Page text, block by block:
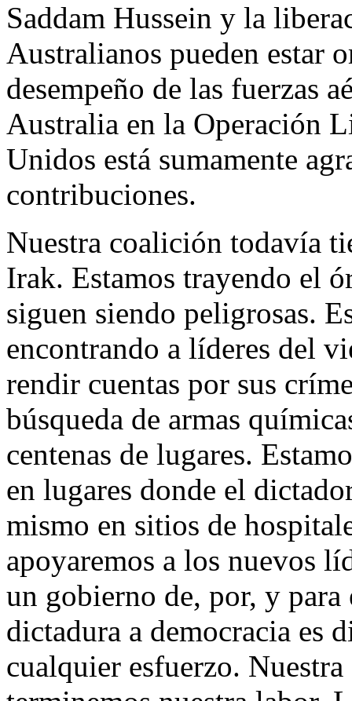
Saddam Hussein y la
Australianos pueden estar
desempeño de las fuerzas
Australia en la Operación
Unidos está sumamente
contribuciones.
Nuestra coalición todavía
Irak. Estamos trayendo el
siguen siendo peligrosas.
encontrando a líderes del
rendir cuentas por sus
búsqueda de armas
centenas de lugares.
en lugares donde el
mismo en sitios de
apoyaremos a los nuevos
un gobierno de, por, y
dictadura a democracia es
cualquier esfuerzo.